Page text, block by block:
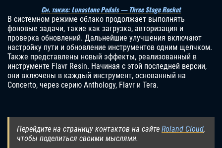
См. также: Lunastone Pedals — Three Stage Rocket
В системном режиме облако продолжает выполнять
фоновые задачи, такие как загрузка, авторизация и
проверка обновлений. Дальнейшие улучшения включают
настройку пути и обновление инструментов одним щелчком.
Также представлены новый эффекты, реализованный в
инструменте Flavr Resin. Начиная с этой последней версии,
они включены в каждый инструмент, основанный на
Concerto, через серию Anthology, Flavr и Tera.
Перейдите на страницу контактов на сайте Roland Cloud,
чтобы поделиться своими мыслями.